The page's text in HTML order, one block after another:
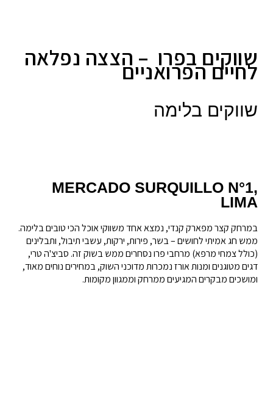
שווקים בפרו – הצצה נפלאה
לחיים הפרואניים
שווקים בלימה
MERCADO SURQUILLO N°1,
LIMA
במרחק קצר מפארק קנדי, נמצא אחד משווקי אוכל הכי טובים בלימה.
ממש חג אמיתי לחושים – בשר, פירות, ירקות, עשבי תיבול, ותבלינים
(כולל צמחי מרפא) מרחבי פרו נסחרים ממש בשוק זה. סביצ'ה טרי,
דגים מטוגנים ומנות אורז נמכרות מדוכני השוק, במחירים נוחים מאוד,
ומושכים מבקרים המגיעים ממרחק וממגוון מקומות.